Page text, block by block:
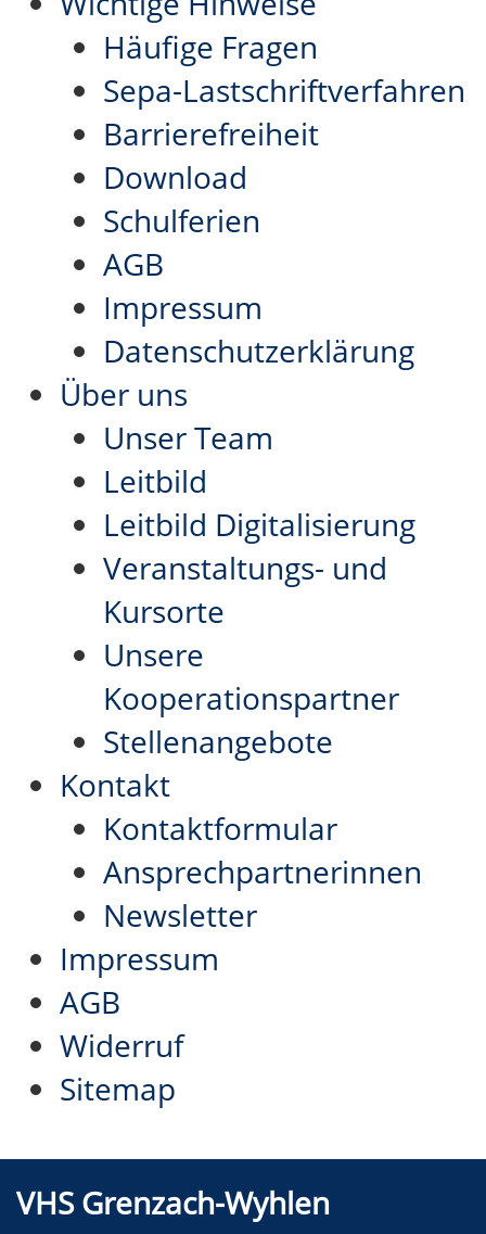
Häufige Fragen
Sepa-Lastschriftverfahren
Barrierefreiheit
Download
Schulferien
AGB
Impressum
Datenschutzerklärung
Über uns
Unser Team
Leitbild
Leitbild Digitalisierung
Veranstaltungs- und
Kursorte
Unsere
Kooperationspartner
Stellenangebote
Kontakt
Kontaktformular
Ansprechpartnerinnen
Newsletter
Impressum
AGB
Widerruf
Sitemap
VHS Grenzach-Wyhlen